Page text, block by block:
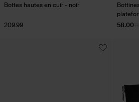
Bottes hautes en cuir - noir
209.99 58.00